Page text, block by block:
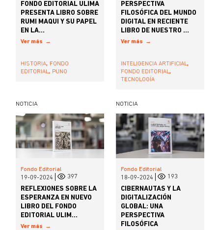
FONDO EDITORIAL ULIMA
PRESENTA LIBRO SOBRE
RUMI MAQUI Y SU PAPEL
EN LA...
Ver más
HISTORIA, FONDO
EDITORIAL, PUNO
PERSPECTIVA
FILOSÓFICA DEL MUNDO
DIGITAL EN RECIENTE
LIBRO DE NUESTRO ...
Ver más
INTELIGENCIA ARTIFICIAL,
FONDO EDITORIAL,
TECNOLOGÍA
NOTICIA
Fondo Editorial
19-09-2024 397
REFLEXIONES SOBRE LA
ESPERANZA EN NUEVO
LIBRO DEL FONDO
EDITORIAL ULIM...
Ver más
NOTICIA
Fondo Editorial
18-09-2024 193
CIBERNAUTAS Y LA
DIGITALIZACIÓN
GLOBAL: UNA
PERSPECTIVA
FILOSÓFICA